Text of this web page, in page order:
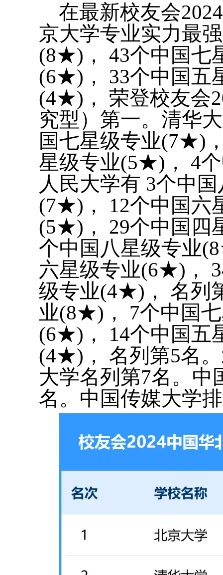
在最新校友会
京大学专业实力最
(8★)， 43个中国七
(6★)， 33个中国五
(4★)， 荣登校友会
究型）第一。清华
国七星级专业(7★)
星级专业(5★)， 4
人民大学有 3个中
(7★)， 12个中国六
(5★)， 29个中国四
个中国八星级专业
六星级专业(6★)，
级专业(4★)， 名列
业(8★)， 7个中国
(6★)， 14个中国五
(4★)， 名列第5名
大学名列第7名。中
名。中国传媒大学